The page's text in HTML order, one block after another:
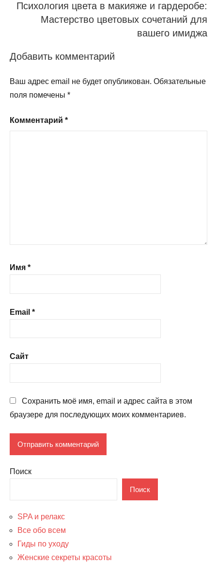
Психология цвета в макияже и гардеробе:
Мастерство цветовых сочетаний для
вашего имиджа
Добавить комментарий
Ваш адрес email не будет опубликован. Обязательные
поля помечены *
Комментарий *
Имя *
Email *
Сайт
Сохранить моё имя, email и адрес сайта в этом
браузере для последующих моих комментариев.
Поиск
Поиск
SPA и релакс
Все обо всем
Гиды по уходу
Женские секреты красоты